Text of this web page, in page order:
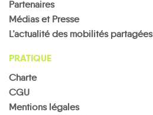
Partenaires
Médias et Presse
L’actualité des mobilités partagées
PRATIQUE
Charte
CGU
Mentions légales